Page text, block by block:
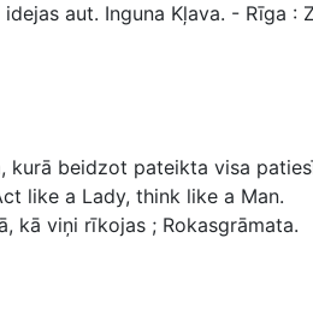
aut. Inguna Kļava. - Rīga :
beidzot pateikta visa
like a Lady, think like a Man.
viņi rīkojas ; Rokasgrāmata.